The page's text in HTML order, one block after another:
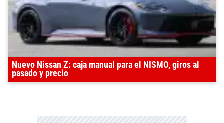
Nuevo Nissan Z: caja manual para el NISMO, giros al
pasado y precio